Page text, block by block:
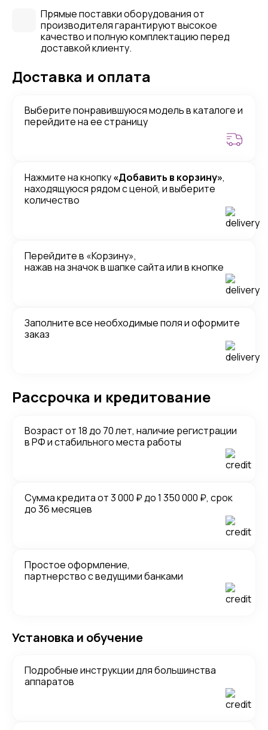
Прямые поставки оборудования от
производителя гарантируют высокое
качество и полную комплектацию перед
доставкой клиенту.
Доставка и оплата
Выберите понравившуюся модель в каталоге и
перейдите на ее страницу
Нажмите на кнопку«Добавить в корзину»,
находящуюся рядом с ценой, и выберите
количество
Перейдите в «Корзину»,
нажав на значок в шапке сайта или в кнопке
Заполните все необходимые поля и оформите
заказ
Рассрочка и кредитование
Возраст от 18 до 70 лет, наличие регистрации
в РФ и стабильного места работы
Сумма кредита от 3 000 ₽ до 1 350 000 ₽, срок
до 36 месяцев
Простое оформление,
партнерство с ведущими банками
Установка и обучение
Подробные инструкции для большинства
аппаратов